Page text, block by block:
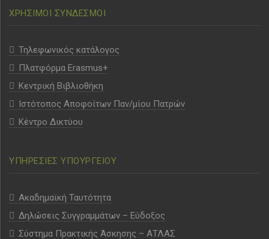
ΧΡΗΣΙΜΟΙ ΣΥΝΔΕΣΜΟΙ
Τηλεφωνικός κατάλογος
Πλατφόρμα Erasmus+
Κεντρική Βιβλιοθήκη
Ιστότοπος Αποφοίτων Παν/μίου Πατρών
Κέντρο Δικτύου
ΥΠΗΡΕΣΙΕΣ ΥΠΟΥΡΓΕΙΟΥ
Ακαδημαϊκή Ταυτότητα
Δηλώσεις Συγγραμμάτων – Εύδοξος
Σύστημα Πρακτικής Άσκησης – ΑΤΛΑΣ